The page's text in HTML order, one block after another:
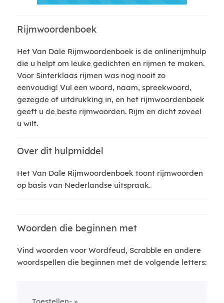
Rijmwoordenboek
Het Van Dale Rijmwoordenboek is de onlinerijmhulp
die u helpt om leuke gedichten en rijmen te maken.
Voor Sinterklaas rijmen was nog nooit zo
eenvoudig! Vul een woord, naam, spreekwoord,
gezegde of uitdrukking in, en het rijmwoordenboek
geeft u de beste rijmwoorden. Rijm en dicht zoveel
u wilt.
Over dit hulpmiddel
Het Van Dale Rijmwoordenboek toont rijmwoorden
op basis van Nederlandse uitspraak.
Woorden die beginnen met
Vind woorden voor Wordfeud, Scrabble en andere
woordspellen die beginnen met de volgende letters: